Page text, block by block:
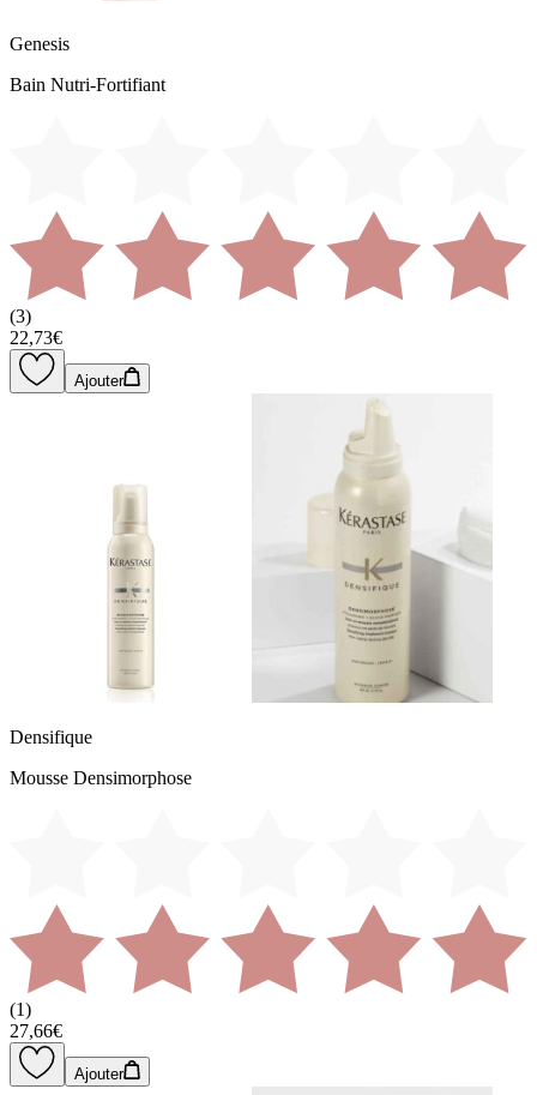
Genesis
Bain Nutri-Fortifiant
(3)
22,73€
Ajouter
Densifique
Mousse Densimorphose
(1)
27,66€
Ajouter